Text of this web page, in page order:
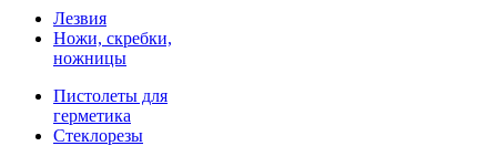
Лезвия
Ножи, скребки,
ножницы
Пистолеты для
герметика
Стеклорезы